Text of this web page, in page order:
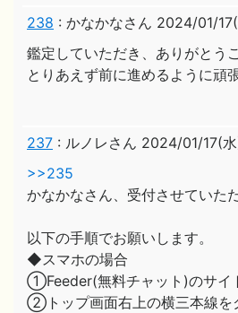
238 : かなかなさん 2024/01/
鑑定していただき、ありがとう
とりあえず前に進めるように頑
237 : ルノレさん 2024/01/17(
>>235
かなかなさん、受付させていた
以下の手順でお願いします。
◆スマホの場合
①Feeder(無料チャット)のサイ
②トップ画面右上の横三本線を